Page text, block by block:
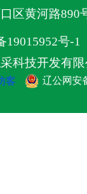
区黄河路890
19015952号-1
科技开发有限
客 辽公网安